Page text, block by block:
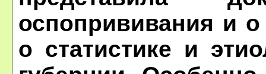
оспопрививания и
о статистике и